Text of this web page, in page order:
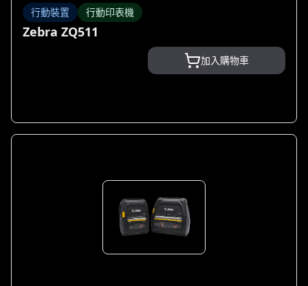
行動裝置 行動印表機
Zebra ZQ511
加入購物車